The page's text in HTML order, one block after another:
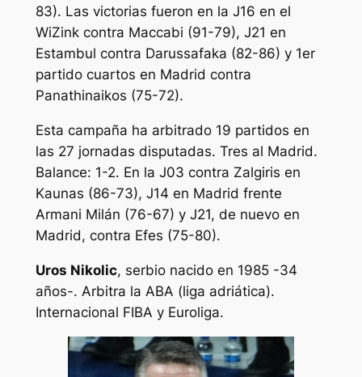
83). Las victorias fueron en la J16 en el
WiZink contra Maccabi (91-79), J21 en
Estambul contra Darussafaka (82-86) y 1er
partido cuartos en Madrid contra
Panathinaikos (75-72).
Esta campaña ha arbitrado 19 partidos en
las 27 jornadas disputadas. Tres al Madrid.
Balance: 1-2. En la J03 contra Zalgiris en
Kaunas (86-73), J14 en Madrid frente
Armani Milán (76-67) y J21, de nuevo en
Madrid, contra Efes (75-80).
Uros Nikolic, serbio nacido en 1985 -34
años-. Arbitra la ABA (liga adriática).
Internacional FIBA y Euroliga.